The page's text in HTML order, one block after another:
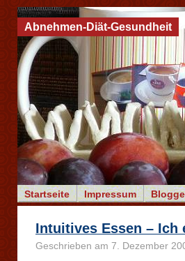
Startseite Impressum
Abnehmen-Diät-Gesundheit
Intuitives Essen –
Geschrieben am 7. Dezember